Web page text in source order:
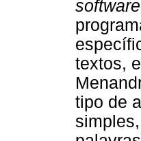
software
textos,
tipo de